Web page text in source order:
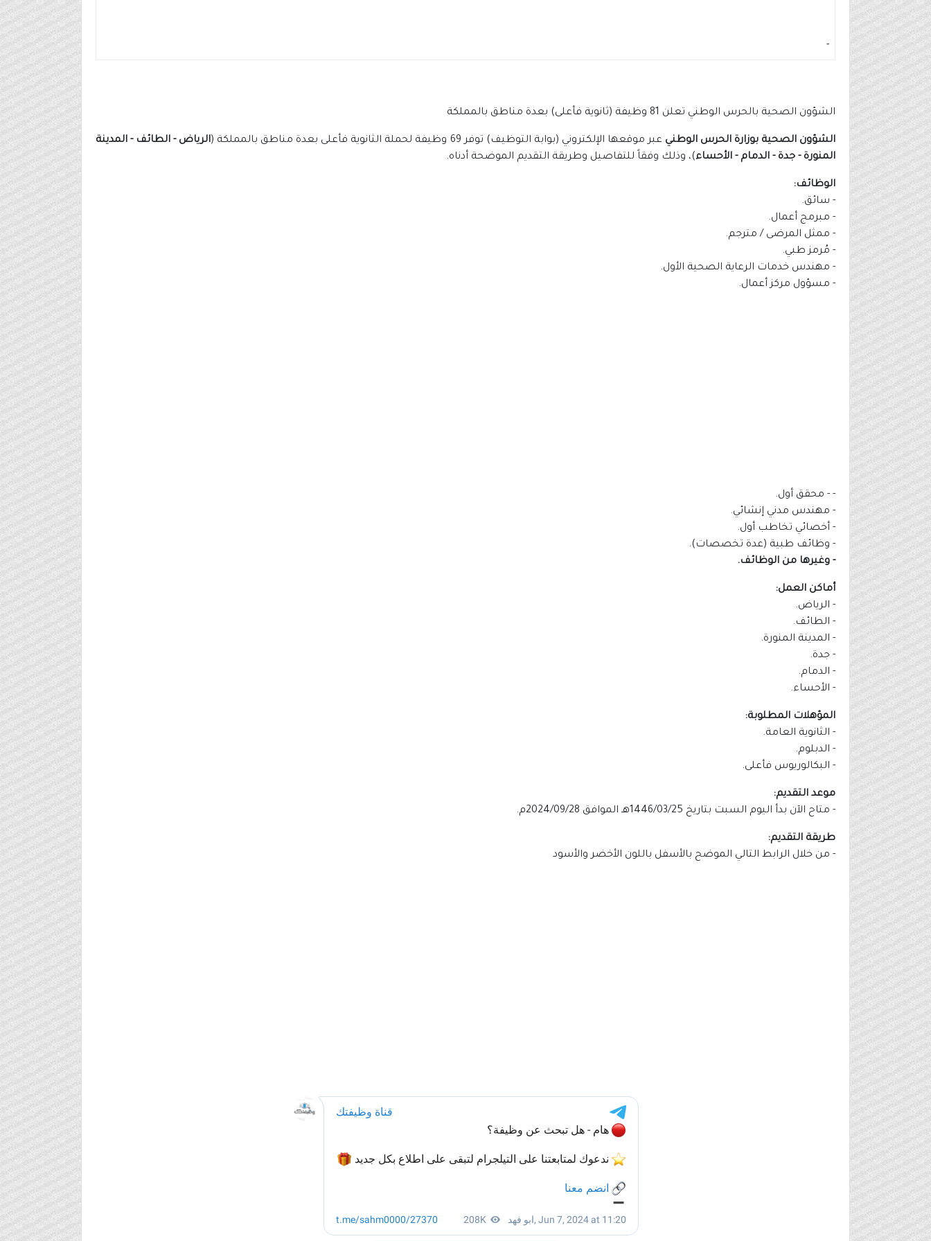
-
الشؤون الصحية بالحرس الوطني تعلن 81 وظيفة (ثانوية فأعلى) بعدة مناطق بالمملكة
الشؤون الصحية بوزارة الحرس الوطني عبر موقعها الإلكتروني (بوابة التوظيف) توفر 69 وظيفة لحملة الثانوية فأعلى بعدة مناطق بالمملكة (
الرياض - الطائف - المدينة
المنورة - جدة - الدمام - الأحساء)، وذلك وفقاً للتفاصيل وطريقة التقديم الموضحة أدناه.
الوظائف:
- سائق.
- مبرمج أعمال.
- ممثل المرضى / مترجم.
- مُرمز طبي.
- مهندس خدمات الرعاية الصحية الأول.
- مسؤول مركز أعمال.
- - محقق أول.
- مهندس مدني إنشائي.
- أخصائي تخاطب أول.
- وظائف طبية (عدة تخصصات).
- وغيرها من الوظائف.
أماكن العمل:
- الرياض.
- الطائف.
- المدينة المنورة.
- جدة.
- الدمام.
- الأحساء.
المؤهلات المطلوبة:
- الثانوية العامة.
- الدبلوم.
- البكالوريوس فأعلى.
موعد التقديم:
- متاح الآن بدأ اليوم السبت بتاريخ 1446/03/25هـ الموافق 2024/09/28م.
طريقة التقديم:
- من خلال الرابط التالي الموضح بالأسفل باللون الأخضر والأسود